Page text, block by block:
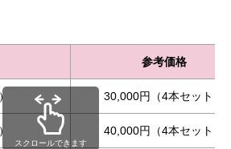
参考価格
30,000円（4本セット）
40,000円（4本セット）
スクロールできます